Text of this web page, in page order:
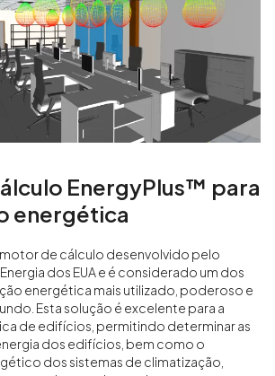
EnergyPlus™ para
energética
motor de cálculo desenvolvido pelo
dos EUA e é considerado um dos
energética mais utilizado, poderoso e
Esta solução é excelente para a
de edifícios, permitindo determinar as
dos edifícios, bem como o
dos sistemas de climatização,